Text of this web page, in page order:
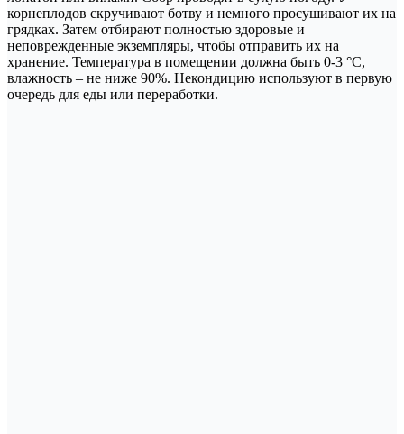
корнеплодов скручивают ботву и немного просушивают их на
грядках. Затем отбирают полностью здоровые и
неповрежденные экземпляры, чтобы отправить их на
хранение. Температура в помещении должна быть 0-3 °С,
влажность – не ниже 90%. Некондицию используют в первую
очередь для еды или переработки.